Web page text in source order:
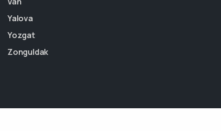
Yalova
Yozgat
Zonguldak